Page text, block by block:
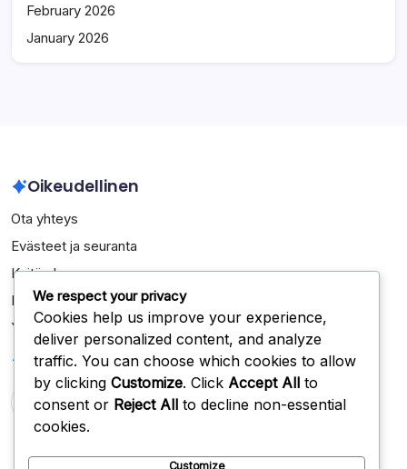
February 2026
January 2026
Oikeudellinen
Ota yhteys
Evästeet ja seuranta
Keitä olemme
Käyttäjäsopimus
Yksityisyytesi
Haku
We respect your privacy
Cookies help us improve your experience,
deliver personalized content, and analyze
traffic. You can choose which cookies to allow
by clicking Customize. Click Accept All to
consent or Reject All to decline non-essential
cookies.
Customize